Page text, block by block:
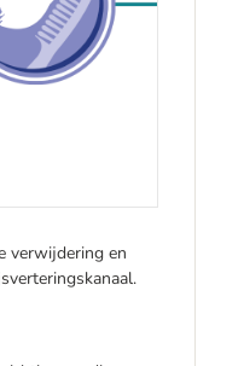
verwijdering en